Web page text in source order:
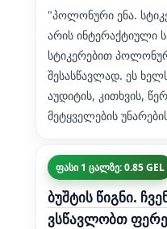
"პოლონური ენა.
არის ინტერაქტიული
სტიკერებით
შესასწავლად. ეს
აუდიტის, კითხვის,
მეტყველების
ფასი 1 ცალზე: 0.85 GEL
ბუშტის წიგნი.
ვსწავლობთ